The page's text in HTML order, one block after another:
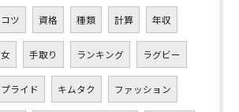
コツ 資格 種類 計算 年収
女 手取り ランキング ラグビー
プライド キムタク ファッション